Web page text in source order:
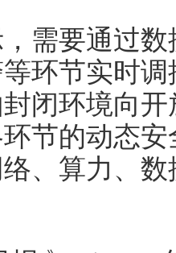
要通过数
环节实时
闭环境向
节的动态
、算力、数